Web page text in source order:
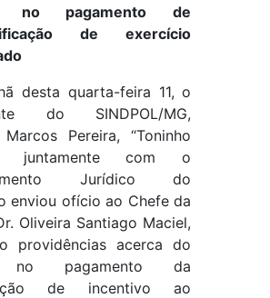
no pagamento de
de exercício
desta quarta-feira 11, o
do SINDPOL/MG,
Pereira, “Toninho
juntamente com o
Jurídico do
enviou ofício ao Chefe da
Oliveira Santiago Maciel,
providências acerca do
no pagamento da
de incentivo ao